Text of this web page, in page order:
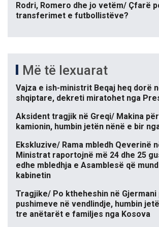
Rodri, Romero dhe jo vetëm/ Çfarë
transferimet e futbollistëve?
Më të lexuarat
Vajza e ish-ministrit Beqaj heq dorë
shqiptare, dekreti miratohet nga
Aksident tragjik në Greqi/ Makina
kamionin, humbin jetën nënë e bir
Ekskluzive/ Rama mbledh Qeverinë
Ministrat raportojnë më 24 dhe 25
edhe mbledhja e Asamblesë që
kabinetin
Tragjike/ Po ktheheshin në Gjermani
pushimeve në vendlindje, humbin
tre anëtarët e familjes nga Kosova